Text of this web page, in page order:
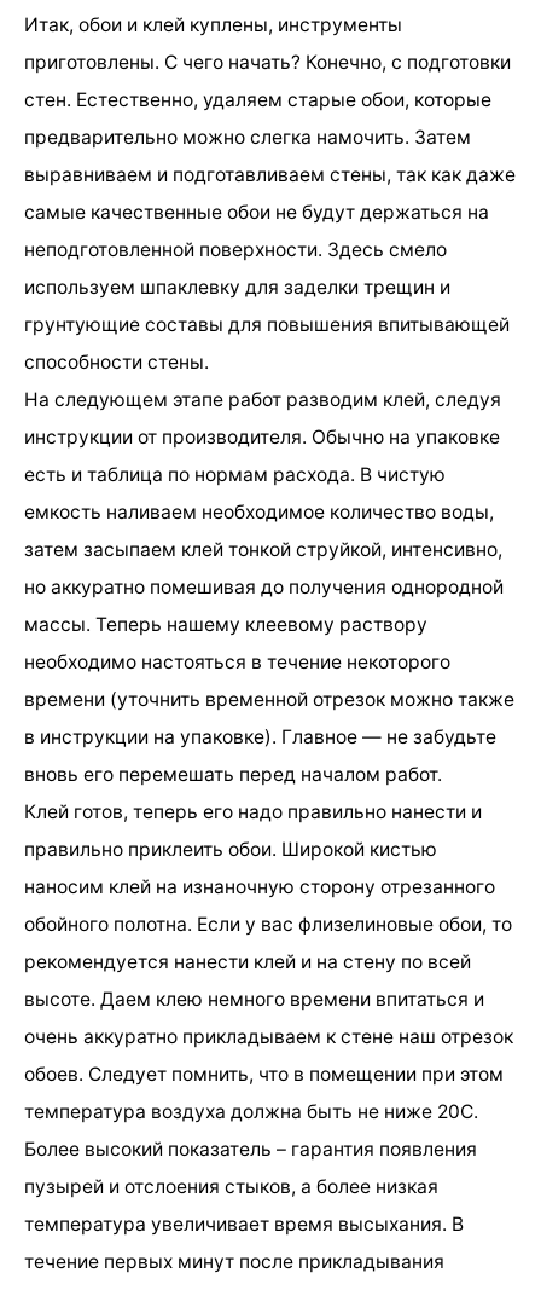
Итак, обои и клей куплены, инструменты
приготовлены. С чего начать? Конечно, с подготовки
стен. Естественно, удаляем старые обои, которые
предварительно можно слегка намочить. Затем
выравниваем и подготавливаем стены, так как даже
самые качественные обои не будут держаться на
неподготовленной поверхности. Здесь смело
используем шпаклевку для заделки трещин и
грунтующие составы для повышения впитывающей
способности стены.
На следующем этапе работ разводим клей, следуя
инструкции от производителя. Обычно на упаковке
есть и таблица по нормам расхода. В чистую
емкость наливаем необходимое количество воды,
затем засыпаем клей тонкой струйкой, интенсивно,
но аккуратно помешивая до получения однородной
массы. Теперь нашему клеевому раствору
необходимо настояться в течение некоторого
времени (уточнить временной отрезок можно также
в инструкции на упаковке). Главное — не забудьте
вновь его перемешать перед началом работ.
Клей готов, теперь его надо правильно нанести и
правильно приклеить обои. Широкой кистью
наносим клей на изнаночную сторону отрезанного
обойного полотна. Если у вас флизелиновые обои, то
рекомендуется нанести клей и на стену по всей
высоте. Даем клею немного времени впитаться и
очень аккуратно прикладываем к стене наш отрезок
обоев. Следует помнить, что в помещении при этом
температура воздуха должна быть не ниже 20С.
Более высокий показатель – гарантия появления
пузырей и отслоения стыков, а более низкая
температура увеличивает время высыхания. В
течение первых минут после прикладывания